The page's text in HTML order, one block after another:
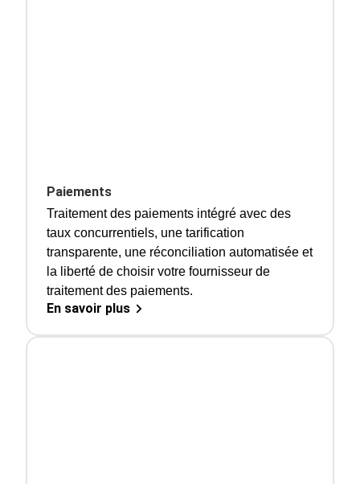
Paiements
Traitement des paiements intégré avec des
taux concurrentiels, une tarification
transparente, une réconciliation automatisée et
la liberté de choisir votre fournisseur de
traitement des paiements.
En savoir plus